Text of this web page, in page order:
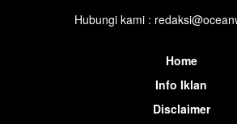
Hubungi kami :
Home
Info Iklan
Disclaimer